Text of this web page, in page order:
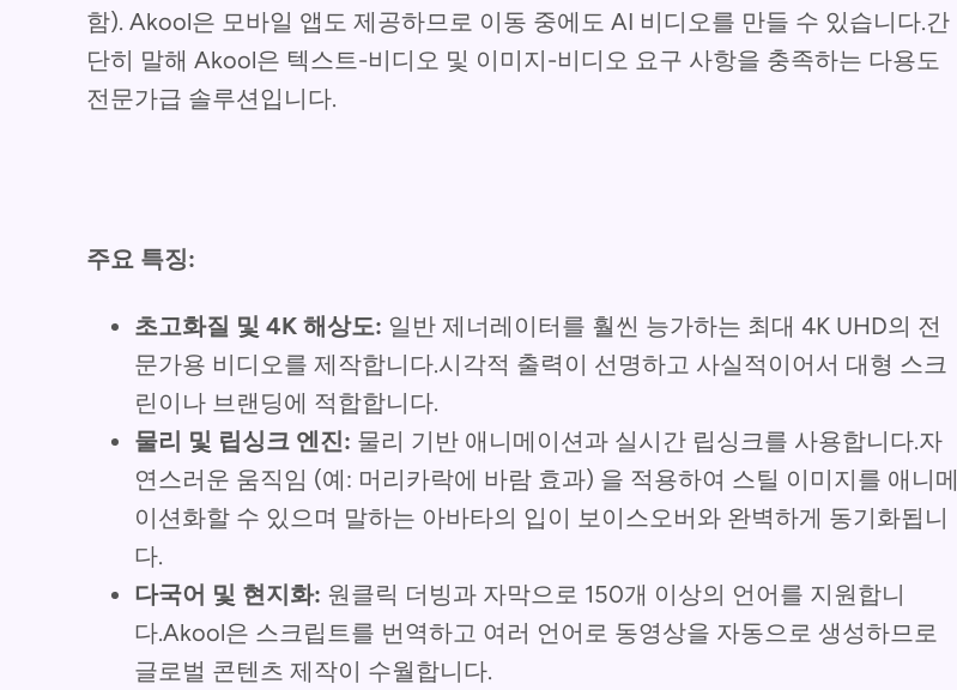
함). Akool은 모바일 앱도 제공하므로 이동 중에도 AI 비디오를 만들 수 있습니다.간
단히 말해 Akool은 텍스트-비디오 및 이미지-비디오 요구 사항을 충족하는 다용도
전문가급 솔루션입니다.
주요 특징:
초고화질 및 4K 해상도: 일반 제너레이터를 훨씬 능가하는 최대 4K UHD의 전
문가용 비디오를 제작합니다.시각적 출력이 선명하고 사실적이어서 대형 스크
린이나 브랜딩에 적합합니다.
물리 및 립싱크 엔진: 물리 기반 애니메이션과 실시간 립싱크를 사용합니다.자
연스러운 움직임 (예: 머리카락에 바람 효과) 을 적용하여 스틸 이미지를 애니메
이션화할 수 있으며 말하는 아바타의 입이 보이스오버와 완벽하게 동기화됩니
다.
다국어 및 현지화: 원클릭 더빙과 자막으로 150개 이상의 언어를 지원합니
다.Akool은 스크립트를 번역하고 여러 언어로 동영상을 자동으로 생성하므로
글로벌 콘텐츠 제작이 수월합니다.